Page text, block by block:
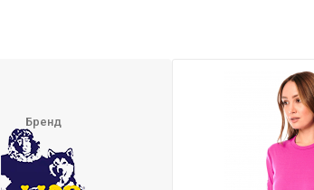
Бренд